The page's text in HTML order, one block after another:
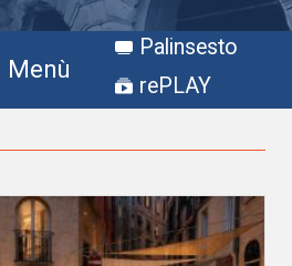
Menù
Palinsesto
rePLAY